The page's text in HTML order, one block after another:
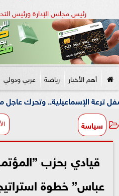
رئيس مجلس الإدارة ورئيس
أهم الأخبار رياضة عربي ودولي
وتحرك عاجل من المحافظة
سياسة
قيادي بحزب
عباس” خطوة